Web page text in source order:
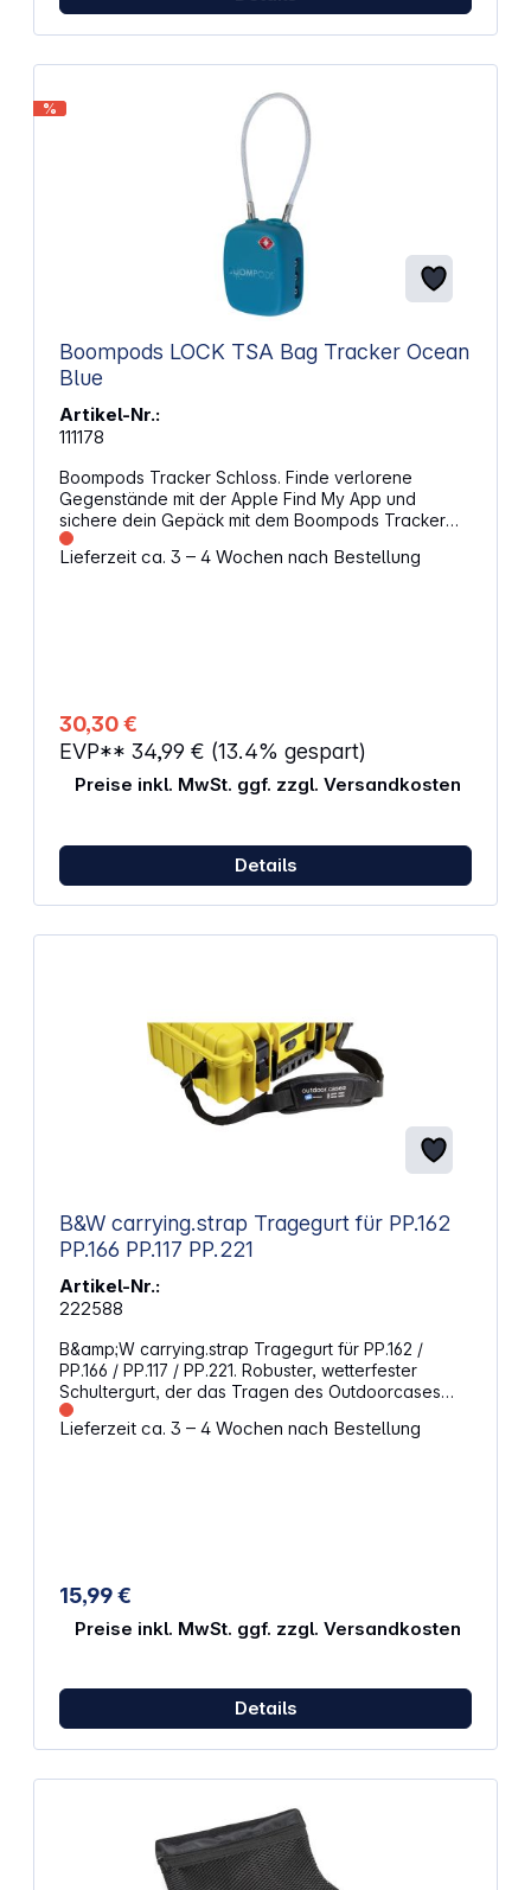
%
Boompods LOCK TSA Bag Tracker Ocean
Blue
Artikel-Nr.:
111178
Boompods Tracker Schloss. Finde verlorene
Gegenstände mit der Apple Find My App und
sichere dein Gepäck mit dem Boompods Tracker
Schloss. Dieses wiederaufladbare, wasserdichte
Kombinationsschloss mit integriertem Tracker hilft
Schloss ermöglicht es den Sicherheitsbehörden,
dein Gepäck zu öffnen, zu inspizieren und wieder
zu verschließen, ohne es zu beschädigen.
Konzipiert für ReisenMit einer IPX6-Bewertung ist es
wasserbeständig und somit ideal für jede Reise.
Plastik für Nachhaltigkeit IPX6 wasserbeständig für
den Einsatz bei jedem Wetter Wiederaufladbarer
Akku mit bis zu 6 Monaten Laufzeit USB-C
Lieferzeit ca. 3 – 4 Wochen nach Bestellung
30,30 €
EVP** 34,99 € (13.4% gespart)
Preise inkl. MwSt. ggf. zzgl. Versandkosten
Details
B&W carrying.strap Tragegurt für PP.162
PP.166 PP.117 PP.221
Artikel-Nr.:
222588
B&amp;W carrying.strap Tragegurt für PP.162 /
PP.166 / PP.117 / PP.221. Robuster, wetterfester
Schultergurt, der das Tragen des Outdoorcases
Lieferzeit ca. 3 – 4 Wochen nach Bestellung
15,99 €
Preise inkl. MwSt. ggf. zzgl. Versandkosten
Details